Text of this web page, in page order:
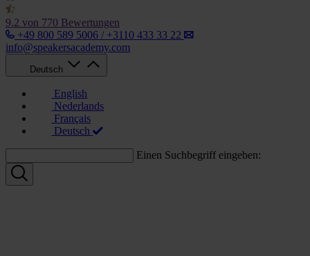
9.2 von 770 Bewertungen
+49 800 589 5006 / +3110 433 33 22
info@speakersacademy.com
Deutsch
English
Nederlands
Français
Deutsch
Einen Suchbegriff eingeben: